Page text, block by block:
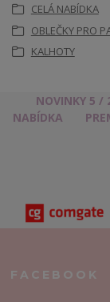
CELÁ NABÍDKA
OBLEČKY PRO
KALHOTY
NOVINKY 5 /
NABÍDKA
FACEBOOK